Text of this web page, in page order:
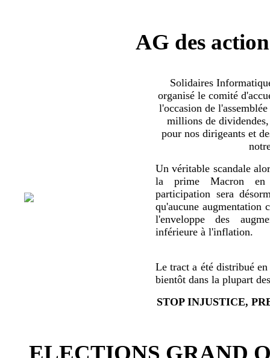
AG des
Solidaires
organisé le comité
l'occasion de
millions de
pour nos dirigeants et
Un véritable scandale
la prime Macron
participation sera
qu'aucune augmentation
l'enveloppe des
inférieure à l'inflation.
Le tract a été distribué en
bientôt dans la plupart
STOP INJUSTICE,
ELECTIONS GRAND